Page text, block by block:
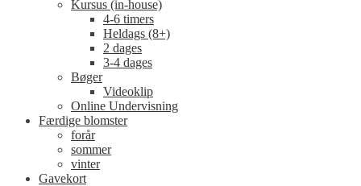
Kursus (in-house)
4-6 timers
Heldags (8+)
2 dages
3-4 dages
Bøger
Videoklip
Online Undervisning
Færdige blomster
forår
sommer
vinter
Gavekort